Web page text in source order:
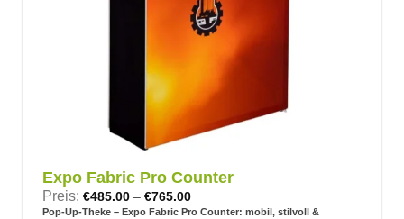
Expo Fabric Pro Counter
Preis: €485.00 –€765.00
Pop-Up-Theke – Expo Fabric Pro Counter: mobil, stilvoll &